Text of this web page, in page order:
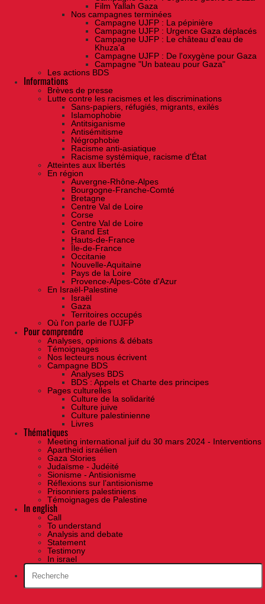
Film Yallah Gaza
Nos campagnes terminées
Campagne UJFP : La pépinière
Campagne UJFP : Urgence Gaza déplacés
Campagne UJFP : Le château d'eau de
Khuza'a
Campagne UJFP : De l'oxygène pour Gaza
Campagne "Un bateau pour Gaza"
Les actions BDS
Informations
Brèves de presse
Lutte contre les racismes et les discriminations
Sans-papiers, réfugiés, migrants, exilés
Islamophobie
Antitsiganisme
Antisémitisme
Négrophobie
Racisme anti-asiatique
Racisme systémique, racisme d'État
Atteintes aux libertés
En région
Auvergne-Rhône-Alpes
Bourgogne-Franche-Comté
Bretagne
Centre Val de Loire
Corse
Centre Val de Loire
Grand Est
Hauts-de-France
Île-de-France
Occitanie
Nouvelle-Aquitaine
Pays de la Loire
Provence-Alpes-Côte d'Azur
En Israël-Palestine
Israël
Gaza
Territoires occupés
Où l'on parle de l'UJFP
Pour comprendre
Analyses, opinions & débats
Témoignages
Nos lecteurs nous écrivent
Campagne BDS
Analyses BDS
BDS : Appels et Charte des principes
Pages culturelles
Culture de la solidarité
Culture juive
Culture palestinienne
Livres
Thématiques
Meeting international juif du 30 mars 2024 - Interventions
Apartheid israélien
Gaza Stories
Judaïsme - Judéité
Sionisme - Antisionisme
Réflexions sur l’antisionisme
Prisonniers palestiniens
Témoignages de Palestine
In english
Call
To understand
Analysis and debate
Statement
Testimony
In israel